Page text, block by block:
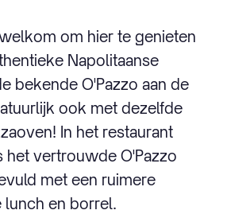
om hier te genieten
Napolitaanse
bekende O'Pazzo aan de
ook met dezelfde
In het restaurant
het vertrouwde O'Pazzo
met een ruimere
en borrel.